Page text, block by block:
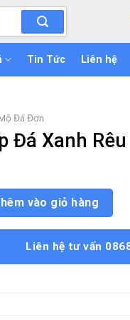
Tin Tức Liên hệ
Đá Đơn
Đá Xanh Rêu
Rêu số lượng
vào giỏ hàng
Liên hệ tư vấn